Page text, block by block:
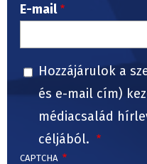
E-mail
Hozzájárulok a
és e-mail cím)
médiacsalád
céljából.
CAPTCHA